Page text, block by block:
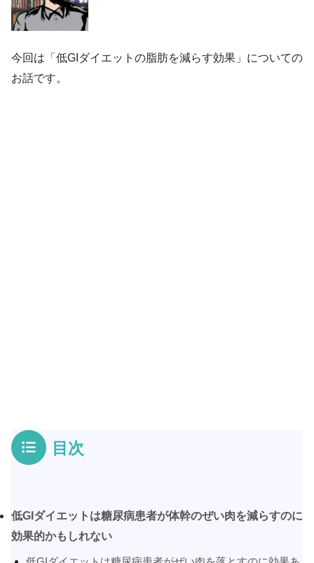
今回は「低GIダイエットの脂肪を減らす効果」についての
お話です。
目次
低GIダイエットは糖尿病患者が体幹のぜい肉を減らすのに
効果的かもしれない